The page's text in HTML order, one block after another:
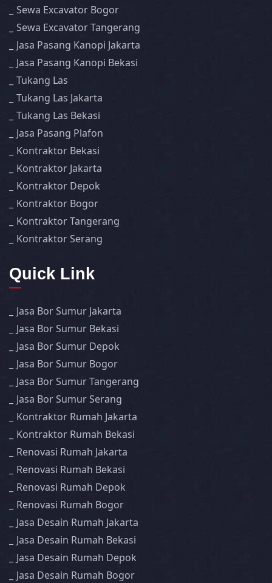
Sewa Excavator Bogor
Sewa Excavator Tangerang
Jasa Pasang Kanopi Jakarta
Jasa Pasang Kanopi Bekasi
Tukang Las
Tukang Las Jakarta
Tukang Las Bekasi
Jasa Pasang Plafon
Kontraktor Bekasi
Kontraktor Jakarta
Kontraktor Depok
Kontraktor Bogor
Kontraktor Tangerang
Kontraktor Serang
Quick Link
Jasa Bor Sumur Jakarta
Jasa Bor Sumur Bekasi
Jasa Bor Sumur Depok
Jasa Bor Sumur Bogor
Jasa Bor Sumur Tangerang
Jasa Bor Sumur Serang
Kontraktor Rumah Jakarta
Kontraktor Rumah Bekasi
Renovasi Rumah Jakarta
Renovasi Rumah Bekasi
Renovasi Rumah Depok
Renovasi Rumah Bogor
Jasa Desain Rumah Jakarta
Jasa Desain Rumah Bekasi
Jasa Desain Rumah Depok
Jasa Desain Rumah Bogor